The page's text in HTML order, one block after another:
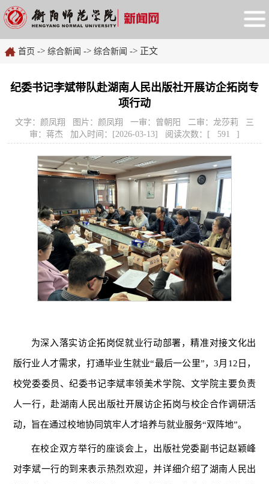
首页 -> 综合新闻 -> 综合新闻 -> 正文
纪委书记李斌带队赴湖南人民出版社开展访企拓岗专
项行动
文字：颜凤翔 图片：颜凤翔 一审：曾朝阳 二审：龙莎莉 三
审：蒋杰 加入时间：[2026-03-13] 阅读次数：[
591 ]
为深入落实访企拓岗促就业行动部署，精准对接文化出
版行业人才需求，打通毕业生就业“最后一公里”，3月12日，
校党委委员、纪委书记李斌率领美术学院、文学院主要负责
人一行，赴湖南人民出版社开展访企拓岗与校企合作调研活
动，旨在通过校地协同筑牢人才培养与就业服务“双阵地”。
在校企双方举行的座谈会上，出版社党委副书记赵颖峰
对李斌一行的到来表示热烈欢迎，并详细介绍了湖南人民出